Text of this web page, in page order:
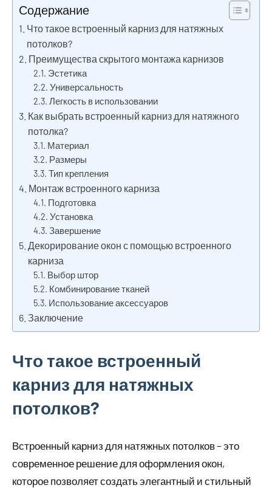
Содержание
Что такое встроенный карниз для натяжных
потолков?
Преимущества скрытого монтажа карнизов
Эстетика
Универсальность
Легкость в использовании
Как выбрать встроенный карниз для натяжного
потолка?
Материал
Размеры
Тип крепления
Монтаж встроенного карниза
Подготовка
Установка
Завершение
Декорирование окон с помощью встроенного
карниза
Выбор штор
Комбинирование тканей
Использование аксессуаров
Заключение
Что такое встроенный
карниз для натяжных
потолков?
Встроенный карниз для натяжных потолков – это
современное решение для оформления окон,
которое позволяет создать элегантный и стильный